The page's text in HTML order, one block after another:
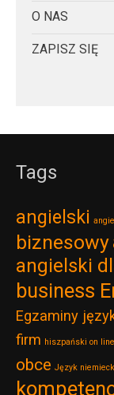
O NAS
ZAPISZ SIĘ
Tags
angielski
biznesowy
angielski
business
Egzaminy
firm hiszpański on line
obce Język